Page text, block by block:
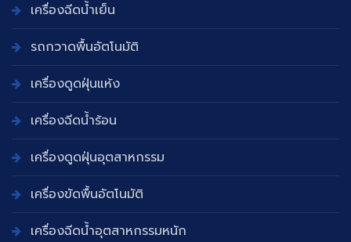
เครื่องฉีดน้ำเย็น
รถกวาดพื้นอัตโนมัติ
เครื่องดูดฝุ่นแห้ง
เครื่องฉีดน้ำร้อน
เครื่องดูดฝุ่นอุตสาหกรรม
เครื่องขัดพื้นอัตโนมัติ
เครื่องฉีดน้ำอุตสาหกรรมหนัก